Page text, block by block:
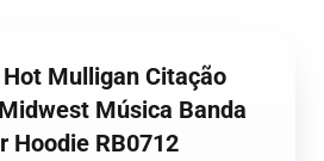
Mulligan Citação
Música Banda
Hoodie RB0712